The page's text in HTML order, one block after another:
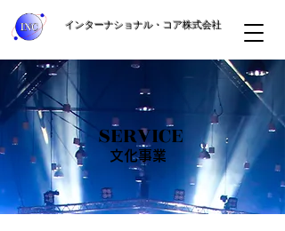
インターナショナル・コア株式会社
SERVICE
文化事業